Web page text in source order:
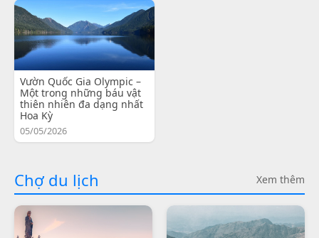
Vườn Quốc Gia Olympic –
Một trong những báu vật
thiên nhiên đa dạng nhất
Hoa Kỳ
05/05/2026
Chợ du lịch Xem thêm